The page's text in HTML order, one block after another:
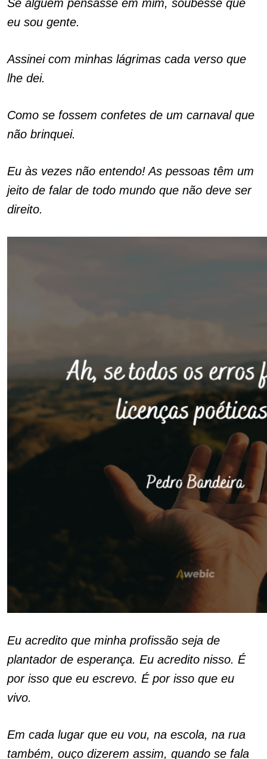
Se alguém pensasse em mim, soubesse que
eu sou gente.
Assinei com minhas lágrimas cada verso que
lhe dei.
Como se fossem confetes de um carnaval que
não brinquei.
Eu às vezes não entendo! As pessoas têm um
jeito de falar de todo mundo que não deve ser
direito.
Eu acredito que minha profissão seja de
plantador de esperança. Eu acredito nisso. É
por isso que eu escrevo. É por isso que eu
vivo.
Em cada lugar que eu vou, na escola, na rua
também, ouço dizerem assim, quando se fala